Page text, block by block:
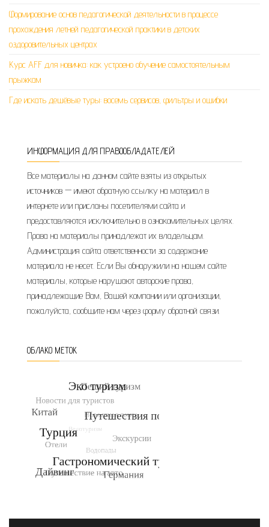
Формирование основ педагогической деятельности в процессе
прохождения летней педагогической практики в детских
оздоровительных центрах
Курс AFF для новичка: как устроено обучение самостоятельным
прыжкам
Где искать дешёвые туры: восемь сервисов, фильтры и ошибки
ИНФОРМАЦИЯ ДЛЯ ПРАВООБЛАДАТЕЛЕЙ
Все материалы на данном сайте взяты из открытых
источников — имеют обратную ссылку на материал в
интернете или присланы посетителями сайта и
предоставляются исключительно в ознакомительных целях.
Права на материалы принадлежат их владельцам.
Администрация сайта ответственности за содержание
материала не несет. Если Вы обнаружили на нашем сайте
материалы, которые нарушают авторские права,
принадлежащие Вам, Вашей компании или организации,
пожалуйста, сообщите нам через форму обратной связи.
ОБЛАКО МЕТОК